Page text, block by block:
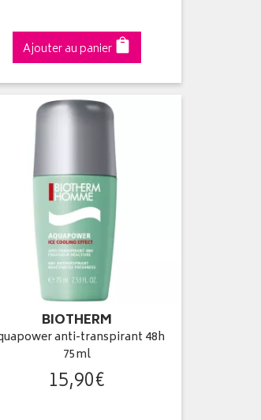
Ajouter au panier
BIOTHERM
anti-transpirant 48h
75ml
15,90€